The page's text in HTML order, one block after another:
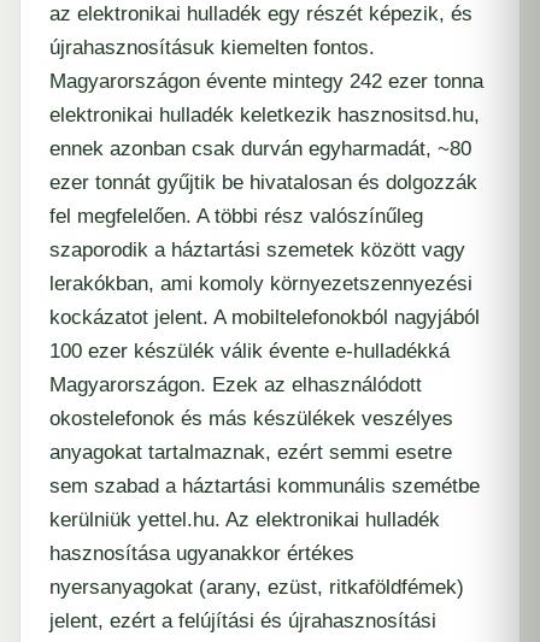
az elektronikai hulladék egy részét képezik, és
újrahasznosításuk kiemelten fontos.
Magyarországon évente mintegy 242 ezer tonna
elektronikai hulladék keletkezik hasznositsd.hu,
ennek azonban csak durván egyharmadát, ~80
ezer tonnát gyűjtik be hivatalosan és dolgozzák
fel megfelelően. A többi rész valószínűleg
szaporodik a háztartási szemetek között vagy
lerakókban, ami komoly környezetszennyezési
kockázatot jelent. A mobiltelefonokból nagyjából
100 ezer készülék válik évente e-hulladékká
Magyarországon. Ezek az elhasználódott
okostelefonok és más készülékek veszélyes
anyagokat tartalmaznak, ezért semmi esetre
sem szabad a háztartási kommunális szemétbe
kerülniük yettel.hu. Az elektronikai hulladék
hasznosítása ugyanakkor értékes
nyersanyagokat (arany, ezüst, ritkaföldfémek)
jelent, ezért a felújítási és újrahasznosítási